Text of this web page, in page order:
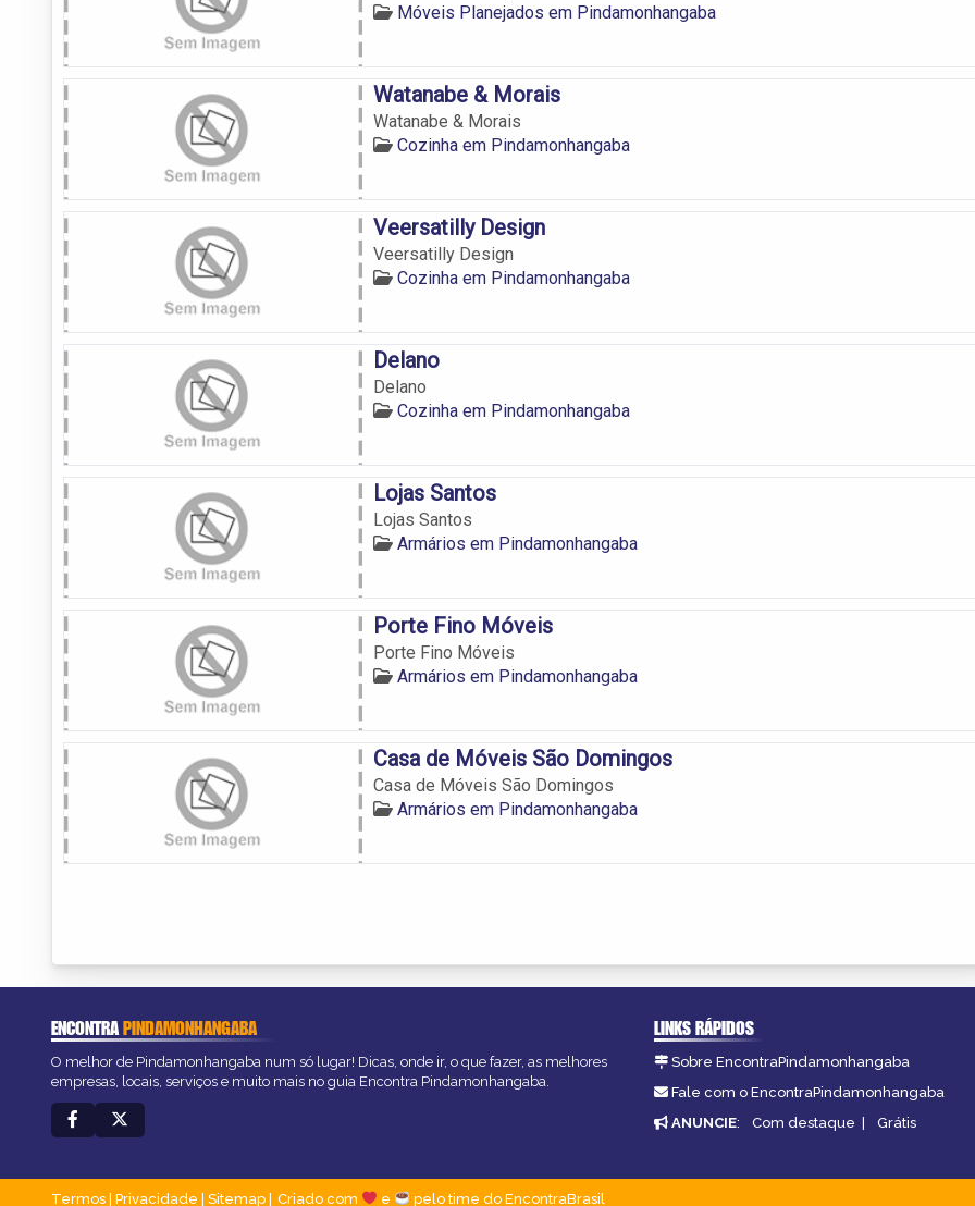
Móveis Planejados em Pindamonhangaba
Watanabe & Morais
Watanabe & Morais
Cozinha em Pindamonhangaba
Veersatilly Design
Veersatilly Design
Cozinha em Pindamonhangaba
Delano
Delano
Cozinha em Pindamonhangaba
Lojas Santos
Lojas Santos
Armários em Pindamonhangaba
Porte Fino Móveis
Porte Fino Móveis
Armários em Pindamonhangaba
Casa de Móveis São Domingos
Casa de Móveis São Domingos
Armários em Pindamonhangaba
ENCONTRAPINDAMONHANGABA
O melhor de Pindamonhangaba num só lugar! Dicas, onde ir, o que fazer, as melhores
empresas, locais, serviços e muito mais no guia Encontra Pindamonhangaba.
LINKS RÁPIDOS
Sobre EncontraPindamonhangaba
Fale com o EncontraPindamonhangaba
ANUNCIE: Com destaque | Grátis
Termos Privacidade Sitemap Criado com e pelo time do EncontraBrasil